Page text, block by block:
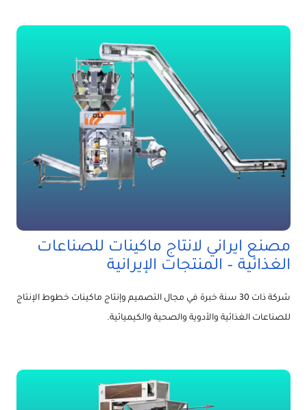
مصنع ايراني لانتاج ماكينات للصناعات
الغذائية – المنتجات الإيرانية
شركة ذات 30 سنة خبرة في مجال التصميم وإنتاج ماكينات خطوط الإنتاج
للصناعات الغذائية والأدوية والصحية والكيميائية.